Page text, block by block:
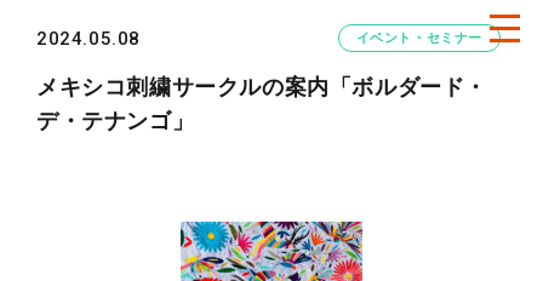
2024.05.08 イベント・セミナー
メキシコ刺繍サークルの案内「ボルダード・
デ・テナンゴ」